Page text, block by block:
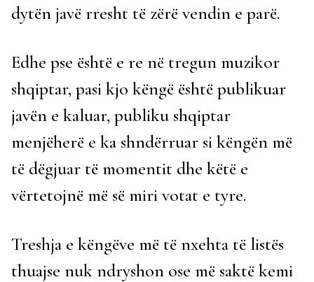
dytën javë rresht të zërë vendin e parë.
Edhe pse është e re në tregun muzikor
shqiptar, pasi kjo këngë është publikuar
javën e kaluar, publiku shqiptar
menjëherë e ka shndërruar si këngën më
të dëgjuar të momentit dhe këtë e
vërtetojnë më së miri votat e tyre.
Treshja e këngëve më të nxehta të listës
thuajse nuk ndryshon ose më saktë kemi